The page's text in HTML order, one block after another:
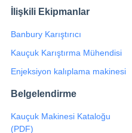
İlişkili Ekipmanlar
Banbury Karıştırıcı
Kauçuk Karıştırma Mühendisi
Enjeksiyon kalıplama makinesi
Belgelendirme
Kauçuk Makinesi Kataloğu
(PDF)